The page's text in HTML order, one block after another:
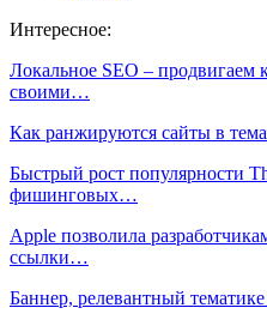
Интересное:
Локальное SEO – продвигаем
своими…
Как ранжируются сайты в
Быстрый рост популярности
фишинговых…
Apple позволила
ссылки…
Баннер, релевантный